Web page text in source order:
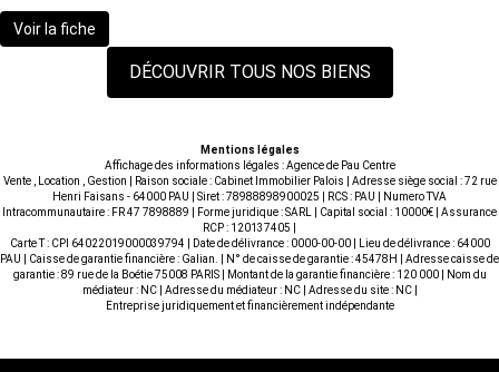
Voir la fiche
DÉCOUVRIR TOUS NOS BIENS
Mentions légales
Affichage des informations légales : Agence de Pau Centre
Vente , Location , Gestion | Raison sociale : Cabinet Immobilier Palois | Adresse siège social : 72 rue
Henri Faisans - 64000 PAU | Siret : 78988898900025 | RCS : PAU | Numero TVA
Intracommunautaire : FR 47 7898889 | Forme juridique : SARL | Capital social : 10000€ | Assurance
RCP : 120137405 |
Carte T : CPI 64022019000039794 | Date de délivrance : 0000-00-00 | Lieu de délivrance : 64000
PAU | Caisse de garantie financière : Galian. | N° de caisse de garantie : 45478H | Adresse caisse de
garantie : 89 rue de la Boétie 75008 PARIS | Montant de la garantie financière : 120 000 | Nom du
médiateur : NC | Adresse du médiateur : NC | Adresse du site : NC |
Entreprise juridiquement et financièrement indépendante